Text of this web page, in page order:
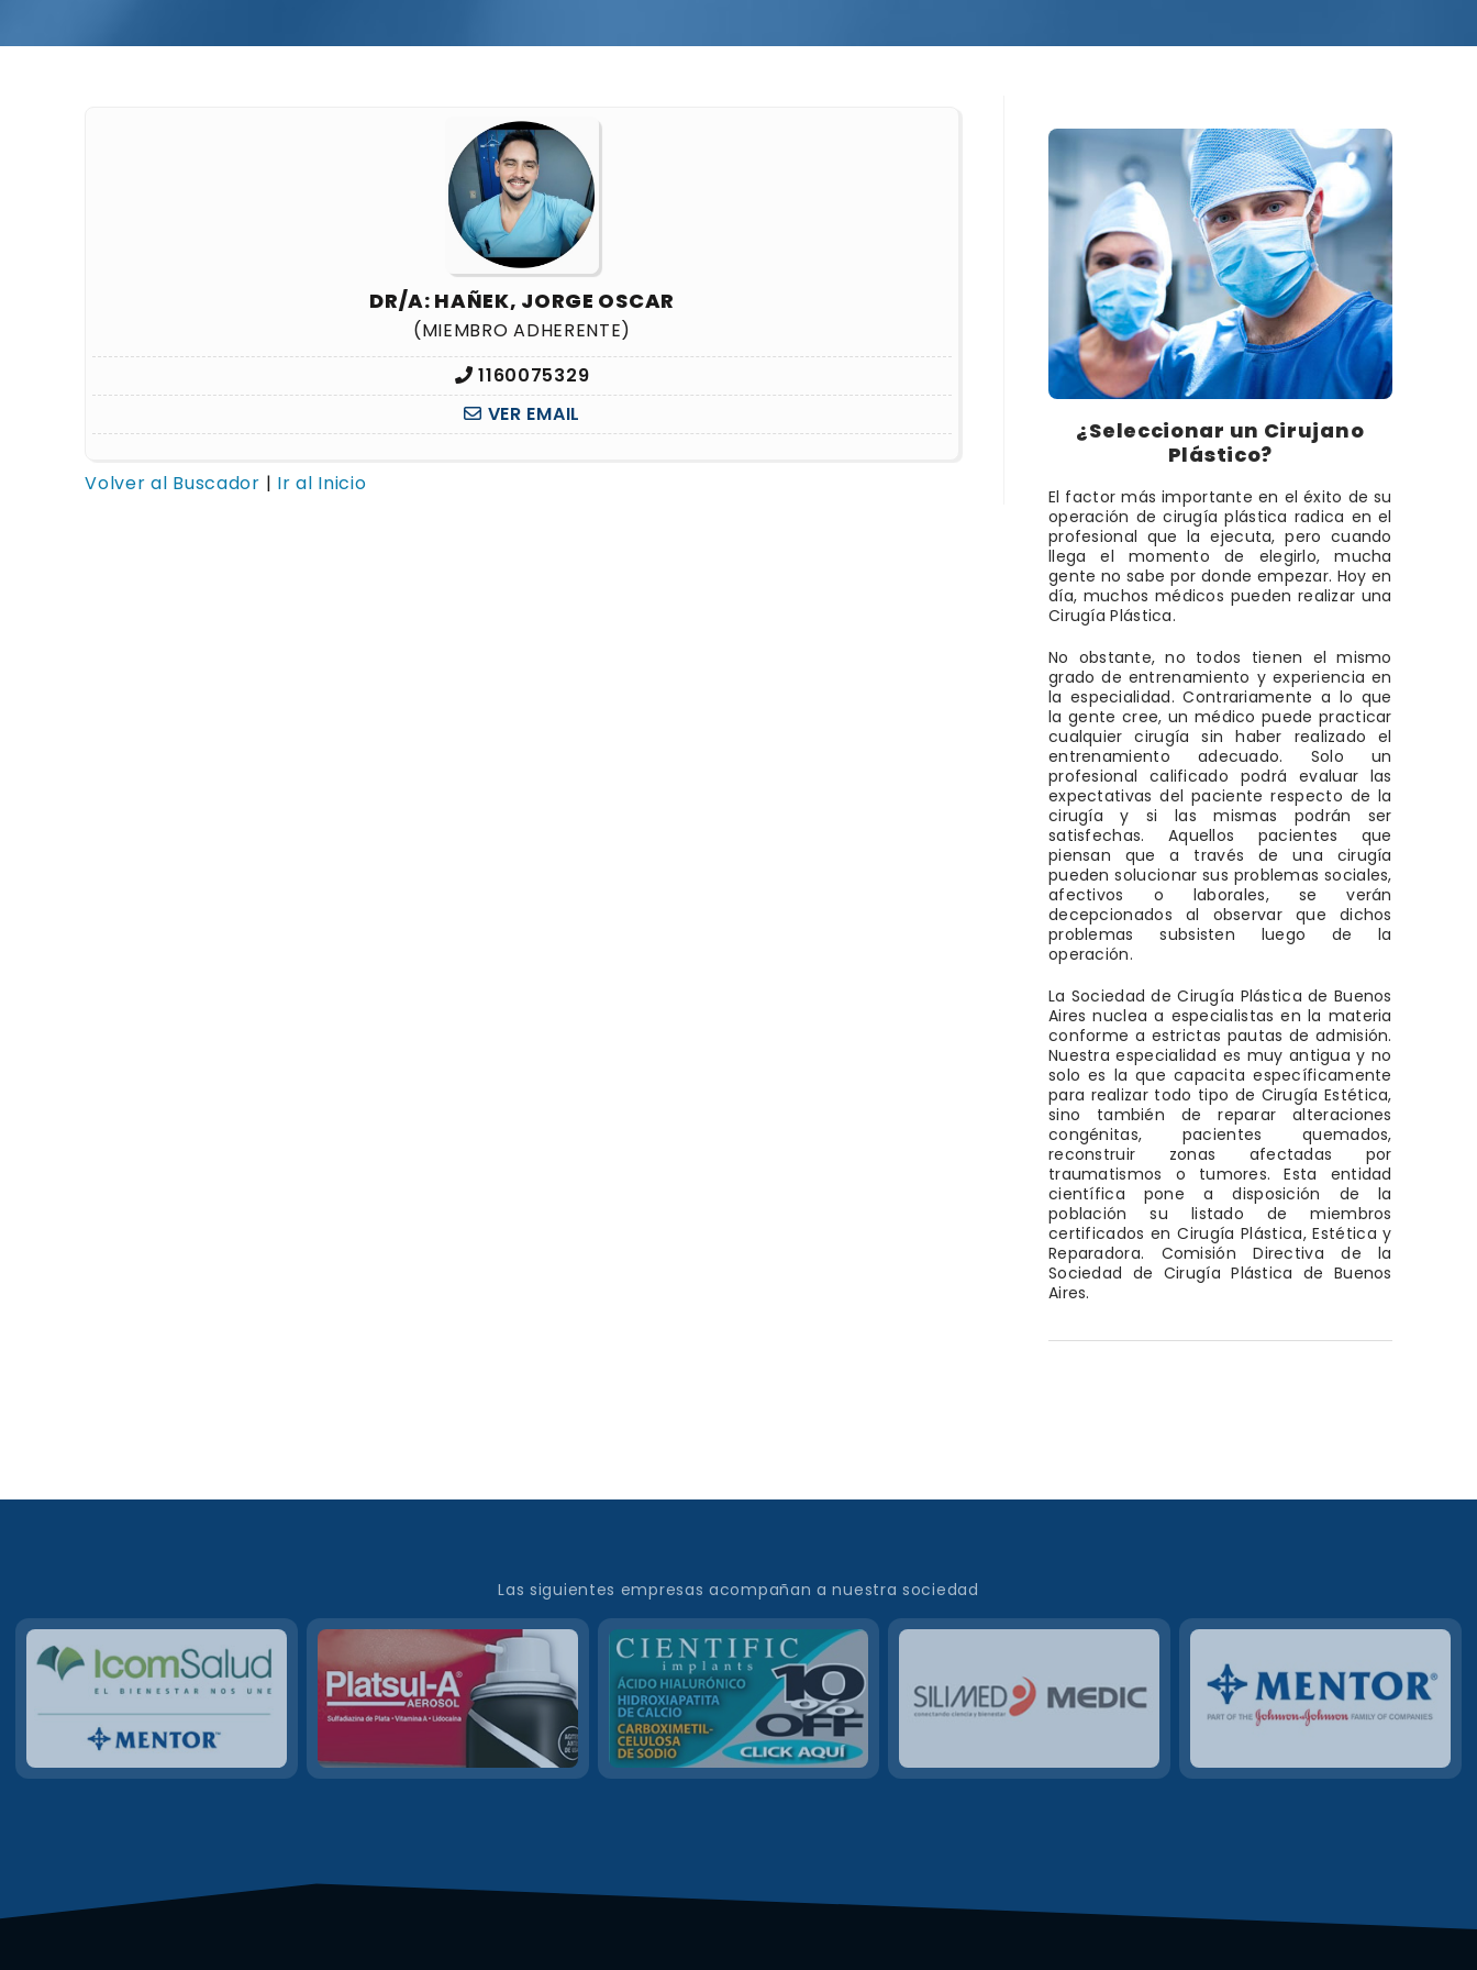
DR/A: HAÑEK, JORGE OSCAR
(MIEMBRO ADHERENTE)
1160075329
VER EMAIL
Volver al Buscador | Ir al Inicio
¿Seleccionar un Cirujano
Plástico?
El factor más importante en el éxito de su
operación de cirugía plástica radica en el
profesional que la ejecuta, pero cuando
llega el momento de elegirlo, mucha
gente no sabe por donde empezar. Hoy en
día, muchos médicos pueden realizar una
Cirugía Plástica.
No obstante, no todos tienen el mismo
grado de entrenamiento y experiencia en
la especialidad. Contrariamente a lo que
la gente cree, un médico puede practicar
cualquier cirugía sin haber realizado el
entrenamiento adecuado. Solo un
profesional calificado podrá evaluar las
expectativas del paciente respecto de la
cirugía y si las mismas podrán ser
satisfechas. Aquellos pacientes que
piensan que a través de una cirugía
pueden solucionar sus problemas sociales,
afectivos o laborales, se verán
decepcionados al observar que dichos
problemas subsisten luego de la
operación.
La Sociedad de Cirugía Plástica de Buenos
Aires nuclea a especialistas en la materia
conforme a estrictas pautas de admisión.
Nuestra especialidad es muy antigua y no
solo es la que capacita específicamente
para realizar todo tipo de Cirugía Estética,
sino también de reparar alteraciones
congénitas, pacientes quemados,
reconstruir zonas afectadas por
traumatismos o tumores. Esta entidad
científica pone a disposición de la
población su listado de miembros
certificados en Cirugía Plástica, Estética y
Reparadora. Comisión Directiva de la
Sociedad de Cirugía Plástica de Buenos
Aires.
Las siguientes empresas acompañan a nuestra sociedad